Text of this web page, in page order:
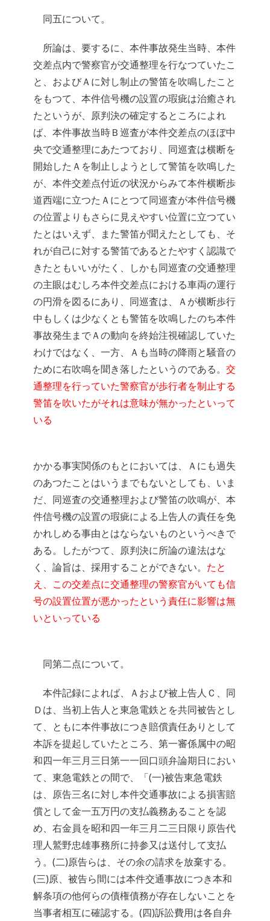
同五について。
所論は、要するに、本件事故発生当時、本件
交差点内で警察官が交通整理を行なつていたこ
と、およびＡに対し制止の警笛を吹鳴したこと
をもつて、本件信号機の設置の瑕疵は治癒され
たというが、原判決の確定するところによれ
ば、本件事故当時Ｂ巡査が本件交差点のほぼ中
央で交通整理にあたつており、同巡査は横断を
開始したＡを制止しようとして警笛を吹鳴した
が、本件交差点付近の状況からみて本件横断歩
道西端に立つたＡにとつて同巡査が本件信号機
の位置よりもさらに見えやすい位置に立つてい
たとはいえず、また警笛が聞えたとしても、そ
れが自己に対する警笛であるとたやすく認識で
きたともいいがたく、しかも同巡査の交通整理
の主眼はむしろ本件交差点における車両の運行
の円滑を図るにあり、同巡査は、Ａが横断歩行
中もしくは少なくとも警笛を吹鳴したのち本件
事故発生までＡの動向を終始注視確認していた
わけではなく、一方、Ａも当時の降雨と騒音の
ために右吹鳴を聞き落したというのである。 交
通整理を行っていた警察官が歩行者を制止する
警笛を吹いたがそれは意味が無かったといって
いる
かかる事実関係のもとにおいては、Ａにも過失
のあつたことはいうまでもないとしても、いま
だ、同巡査の交通整理および警笛の吹鳴が、本
件信号機の設置の瑕疵による上告人の責任を免
かれしめる事由とはならないものというべきで
ある。したがつて、原判決に所論の違法はな
く、論旨は、採用することができない。 たと
え、この交差点に交通整理の警察官がいても信
号の設置位置が悪かったという責任に影響は無
いといっている
同第二点について。
本件記録によれば、Ａおよび被上告人Ｃ、同
Ｄは、当初上告人と東急電鉄とを共同被告とし
て、ともに本件事故につき賠償責任ありとして
本訴を提起していたところ、第一審係属中の昭
和四一年三月三日第一一回口頭弁論期日におい
て、東急電鉄との間で、「(一)被告東急電鉄
は、原告三名に対し本件交通事故による損害賠
償として金一五万円の支払義務あることを認
め、右金員を昭和四一年三月二三日限り原告代
理人鷲野忠雄事務所に持参又は送付して支払
う。(二)原告らは、その余の請求を放棄する。
(三)原、被告ら間には本件交通事故につき本和
解条項の他何らの債権債務が存在しないことを
当事者相互に確認する。(四)訴訟費用は各自弁